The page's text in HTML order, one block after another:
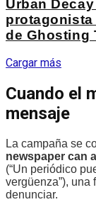
Urban
protagonista
de Ghosting
Cargar más
Cuando el
mensaje
La campaña se
newspaper can
(“Un periódico
vergüenza”), una
denunciar.